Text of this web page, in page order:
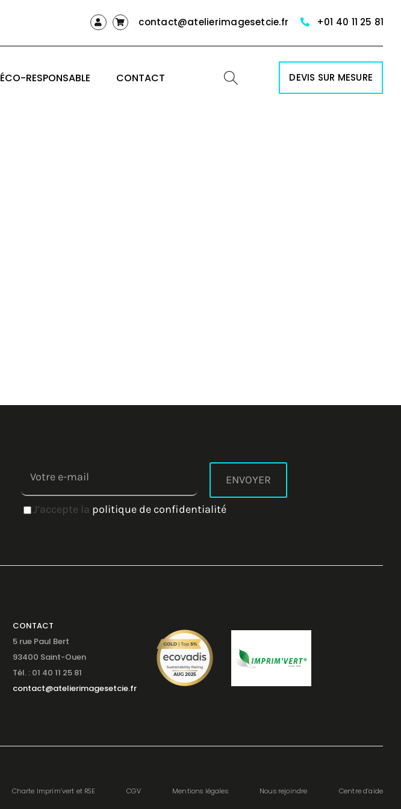
contact@atelierimagesetcie.fr +01 40 11 25 81
ÉCO-RESPONSABLE CONTACT DEVIS SUR MESURE
J’accepte la politique de confidentialité
CONTACT
5 rue Paul Bert
93400 Saint-Ouen
Tél. : 01 40 11 25 81
contact@atelierimagesetcie.fr
Charte Imprim’vert et RSE CGV Mentions légales Nous rejoindre Centre d’aide